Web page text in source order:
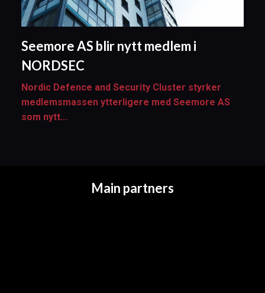
Seemore AS blir nytt medlem i
NORDSEC
Nordic Defence and Security Cluster styrker
medlemsmassen ytterligere med Seemore AS
som nytt...
Main partners